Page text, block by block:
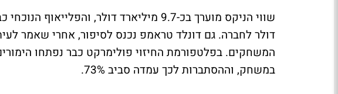
דולר לחברה. גם דונלד טראמפ נכנס לסיפור, אחרי שאמר
המשחקים. בפלטפורמת החיזוי פולימרקט כבר נפתחו
במשחק, וההסתברות לכך עמדה סביב 73%.